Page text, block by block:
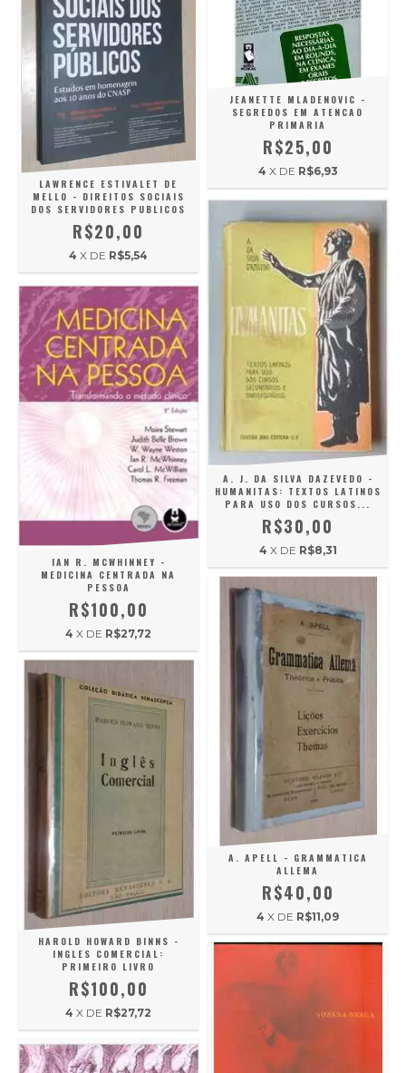
LAWRENCE ESTIVALET DE
MELLO - DIREITOS SOCIAIS
DOS SERVIDORES PUBLICOS
R$20,00
4 X DE R$5,54
JEANETTE MLADENOVIC -
SEGREDOS EM ATENCAO
PRIMARIA
R$25,00
4 X DE R$6,93
IAN R. MCWHINNEY -
MEDICINA CENTRADA NA
PESSOA
R$100,00
4 X DE R$27,72
A. J. DA SILVA DAZEVEDO -
HUMANITAS: TEXTOS LATINOS
PARA USO DOS CURSOS...
R$30,00
4 X DE R$8,31
HAROLD HOWARD BINNS -
INGLES COMERCIAL:
PRIMEIRO LIVRO
R$100,00
4 X DE R$27,72
A. APELL - GRAMMATICA
ALLEMA
R$40,00
4 X DE R$11,09